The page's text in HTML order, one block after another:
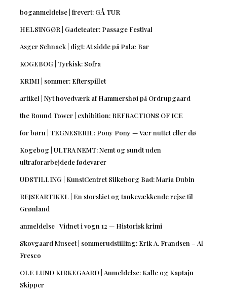
boganmeldelse | frevert: GÅ TUR
HELSINGØR | Gadeteater: Passage Festival
Asger Schnack | digt: At sidde på Palæ Bar
KOGEBOG | Tyrkisk: Sofra
KRIMI | sommer: Efterspillet
artikel | Nyt hovedværk af Hammershøi på Ordrupgaard
the Round Tower | exhibition: REFRACTIONS OF ICE
for børn | TEGNESERIE: Pony Pony — Vær nuttet eller dø
Kogebog | ULTRA NEMT: Nemt og sundt uden
ultraforarbejdede fødevarer
UDSTILLING | KunstCentret Silkeborg Bad: Maria Dubin
REJSEARTIKEL | En storslået og tankevækkende rejse til
Grønland
anmeldelse | Vidnet i vogn 12 — Historisk krimi
Skovgaard Museet | sommerudstilling: Erik A. Frandsen – Al
Fresco
OLE LUND KIRKEGAARD | Anmeldelse: Kalle og Kaptajn
Skipper